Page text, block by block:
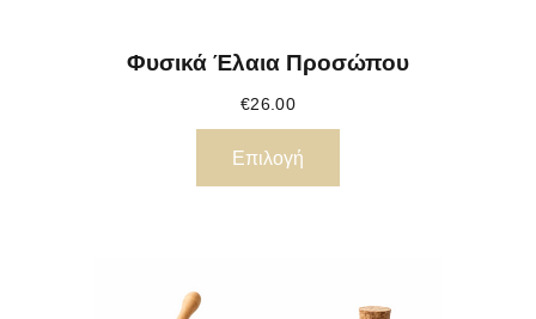
Φυσικά Έλαια Προσώπου
€26.00
Επιλογή